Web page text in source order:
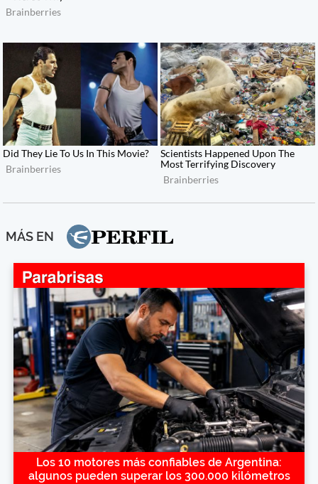
MÁS EN
Los 10 motores más confiables de Argentina:
algunos pueden superar los 300.000 kilómetros